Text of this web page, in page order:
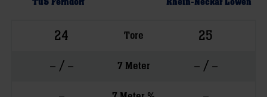
TuS Ferndorf Rhein-Neckar Löwen
24 Tore 25
– / – 7 Meter – / –